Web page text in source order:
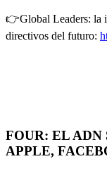
👉Global Leaders: la
directivos del futuro:
FOUR: EL ADN
APPLE,